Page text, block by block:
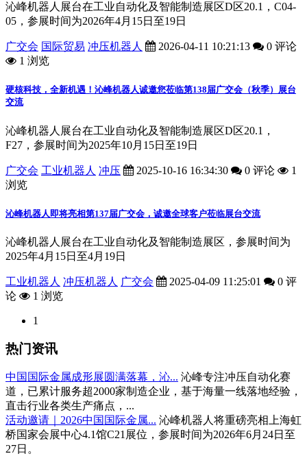
沁峰机器人展台在工业自动化及智能制造展区D区20.1，C04-
05，参展时间为2026年4月15日至19日
广交会 国际贸易 冲压机器人 2026-04-11 10:21:13
0 评论
1 浏览
硬核科技，全新机遇！沁峰机器人诚邀您莅临第138届广交会（秋季）展台
交流
沁峰机器人展台在工业自动化及智能制造展区D区20.1，
F27，参展时间为2025年10月15日至19日
广交会 工业机器人 冲压 2025-10-16 16:34:30 0 评论
1
浏览
沁峰机器人即将亮相第137届广交会，诚邀全球客户莅临展台交流
沁峰机器人展台在工业自动化及智能制造展区，参展时间为
2025年4月15日至4月19日
工业机器人 冲压机器人 广交会 2025-04-09 11:25:01
0 评
论
1 浏览
1
热门资讯
中国国际金属成形展圆满落幕，沁... 沁峰专注冲压自动化赛
道，已累计服务超2000家制造企业，基于海量一线落地经验，
直击行业各类生产痛点，...
活动邀请｜2026中国国际金属... 沁峰机器人将重磅亮相上海虹
桥国家会展中心4.1馆C21展位，参展时间为2026年6月24日至
27日。